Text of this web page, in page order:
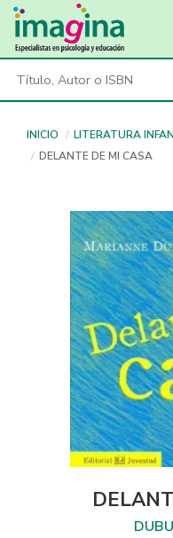
INICIO LITERATURA
DELANTE DE MI CASA